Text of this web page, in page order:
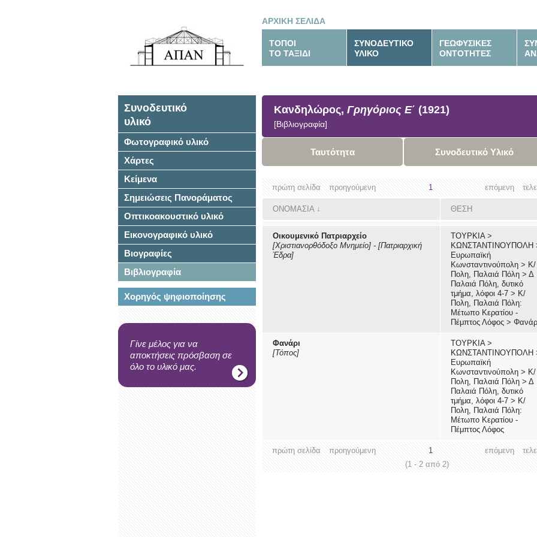
ΑΡΧΙΚΗ ΣΕΛΙΔΑ
ΤΟΠΟΙ
ΤΟ ΤΑΞΙΔΙ
ΣΥΝΟΔΕΥΤΙΚΟ
ΥΛΙΚΟ
ΓΕΩΦΥΣΙΚΕΣ
ΟΝΤΟΤΗΤΕΣ
Συνοδευτικό
υλικό
Φωτογραφικό υλικό
Χάρτες
Κείμενα
Σημειώσεις Πανοράματος
Οπτικοακουστικό υλικό
Εικονογραφικό υλικό
Βιογραφίες
Βιβλιογραφία
Χορηγός ψηφιοποίησης
Γίνε μέλος για να
αποκτήσεις πρόσβαση σε
όλο το υλικό μας.
Κανδηλώρος, Γρηγόριος Ε΄ (1921)
[Βιβλιογραφία]
Ταυτότητα Συνοδευτικό Υλικό
επόμενη
πρώτη σελίδα προηγούμενη 1
ΟΝΟΜΑΣΙΑ↓ ΘΕΣΗ
Οικουμενικό Πατριαρχείο
[Χριστιανορθόδοξο Μνημείο] - [Πατριαρχική
Έδρα]
ΤΟΥΡΚΙΑ>
ΚΩΝΣΤΑΝΤΙΝΟΥΠΟΛΗ
Ευρωπαϊκή
Κωνσταντινούπολη > Κ/
Πολη, Παλαιά Πόλη > Δ
Παλαιά Πόλη, δυτικό
τμήμα, λόφοι 4-7 > Κ/
Πολη, Παλαιά Πόλη:
Μέτωπο Κερατίου -
Πέμπτος Λόφος >
Φανάρι
[Τόπος]
ΤΟΥΡΚΙΑ>
ΚΩΝΣΤΑΝΤΙΝΟΥΠΟΛΗ
Ευρωπαϊκή
Κωνσταντινούπολη > Κ/
Πολη, Παλαιά Πόλη > Δ
Παλαιά Πόλη, δυτικό
τμήμα, λόφοι 4-7 > Κ/
Πολη, Παλαιά Πόλη:
Μέτωπο Κερατίου -
Πέμπτος Λόφος
επόμενη
πρώτη σελίδα προηγούμενη
1
(1 - 2 από 2)